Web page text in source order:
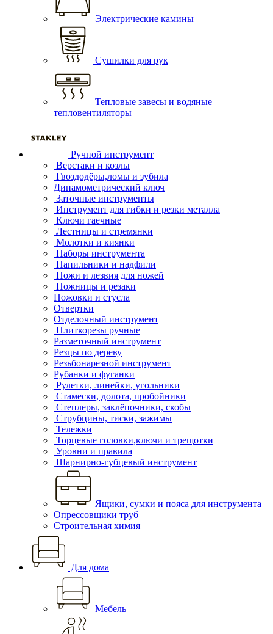
Электрические камины
Сушилки для рук
Тепловые завесы и водяные
тепловентиляторы
Ручной инструмент
Верстаки и козлы
Гвоздодёры,ломы и зубила
Динамометрический ключ
Заточные инструменты
Инструмент для гибки и резки металла
Ключи гаечные
Лестницы и стремянки
Молотки и киянки
Наборы инструмента
Напильники и надфили
Ножи и лезвия для ножей
Ножницы и резаки
Ножовки и стусла
Отвертки
Отделочный инструмент
Плиткорезы ручные
Разметочный инструмент
Резцы по дереву
Резьбонарезной инструмент
Рубанки и фуганки
Рулетки, линейки, угольники
Стамески, долота, пробойники
Степлеры, заклёпочники, скобы
Струбцины, тиски, зажимы
Тележки
Торцевые головки,ключи и трещотки
Уровни и правила
Шарнирно-губцевый инструмент
Ящики, сумки и пояса для инструмента
Опрессовщики труб
Строительная химия
Для дома
Мебель